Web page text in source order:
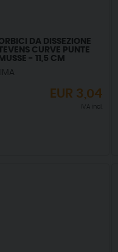
DA DISSEZIONE
CURVE PUNTE
- 11,5 CM
EUR 3,04
IVA incl.